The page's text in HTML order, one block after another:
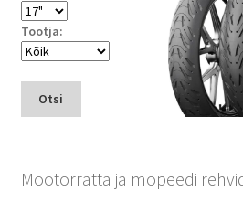
Tootja:
Otsi
Mootorratta ja mopeedi